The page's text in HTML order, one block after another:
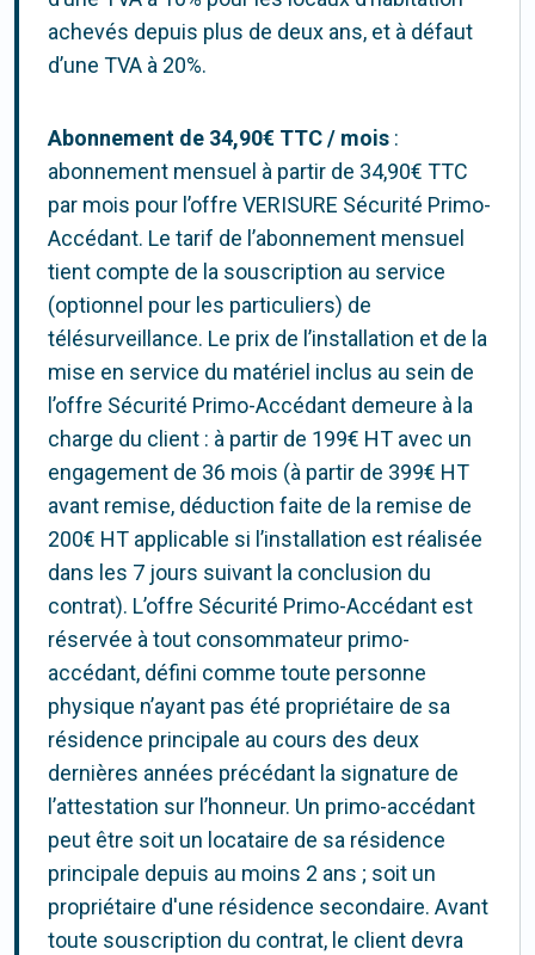
achevés depuis plus de deux ans, et à défaut
d’une TVA à 20%.
Abonnement de 34,90€ TTC / mois :
abonnement mensuel à partir de 34,90€ TTC
par mois pour l’offre VERISURE Sécurité Primo-
Accédant. Le tarif de l’abonnement mensuel
tient compte de la souscription au service
(optionnel pour les particuliers) de
télésurveillance. Le prix de l’installation et de la
mise en service du matériel inclus au sein de
l’offre Sécurité Primo-Accédant demeure à la
charge du client : à partir de 199€ HT avec un
engagement de 36 mois (à partir de 399€ HT
avant remise, déduction faite de la remise de
200€ HT applicable si l’installation est réalisée
dans les 7 jours suivant la conclusion du
contrat). L’offre Sécurité Primo-Accédant est
réservée à tout consommateur primo-
accédant, défini comme toute personne
physique n’ayant pas été propriétaire de sa
résidence principale au cours des deux
dernières années précédant la signature de
l’attestation sur l’honneur. Un primo-accédant
peut être soit un locataire de sa résidence
principale depuis au moins 2 ans ; soit un
propriétaire d'une résidence secondaire. Avant
toute souscription du contrat, le client devra